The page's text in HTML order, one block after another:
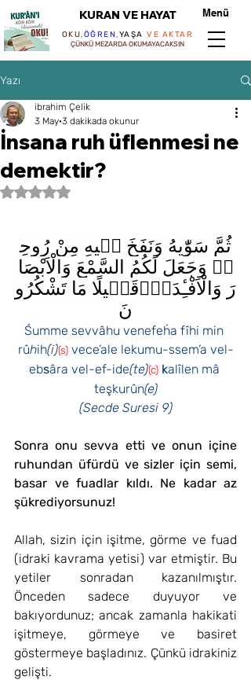
KURAN VE HAYAT
OKU,ÖĞREN,YAŞA VE AKTAR
ÇÜNKÜ MEZARDA OKUMAYACAKSIN
Menü
Yazı
İnsana ruh üflenmesi ne
demektir?
ibrahim Çelik
3 May 3 dakikada okunur
5 üzerinden NaN yıldız
ثُمَّ سَوّٰيهُ وَنَفَخَ ف۪يهِ مِنْ رُوحِ
ه۪ وَجَعَلَ لَكُمُ السَّمْعَ وَالْاَبْصَا
رَ وَالْاَفْـِٔدَةَۜقَل۪يلًا مَا تَشْكُرُو
نَ
Śumme sevvâhu venefeḣa fîhi min
rûhih(i)(s) vece’ale lekumu-ssem’a vel-
ebsâra vel-ef-ide(te)(c) kalîlen mâ
teşkurûn(e)
(Secde Suresi 9)
Sonra onu sevva etti ve onun içine
ruhundan üfürdü ve sizler için semi,
basar ve fuadlar kıldı. Ne kadar az
şükrediyorsunuz!
Allah, sizin için işitme, görme ve fuad
(idraki kavrama yetisi) var etmiştir. Bu
yetiler sonradan kazanılmıştır.
Önceden sadece duyuyor ve
bakıyordunuz; ancak zamanla hakikati
işitmeye, görmeye ve basiret
göstermeye başladınız. Çünkü idrakiniz
gelişti.